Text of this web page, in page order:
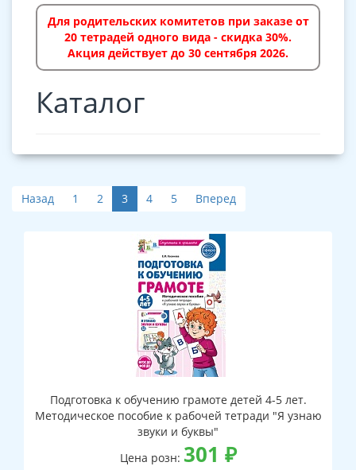
Для родительских комитетов при заказе от
20 тетрадей одного вида - скидка 30%.
Акция действует до 30 сентября 2026.
Каталог
Назад 1 2 3 4 5 Вперед
Подготовка к обучению грамоте детей 4-5 лет.
Методическое пособие к рабочей тетради "Я узнаю
звуки и буквы"
Цена розн: 301 ₽